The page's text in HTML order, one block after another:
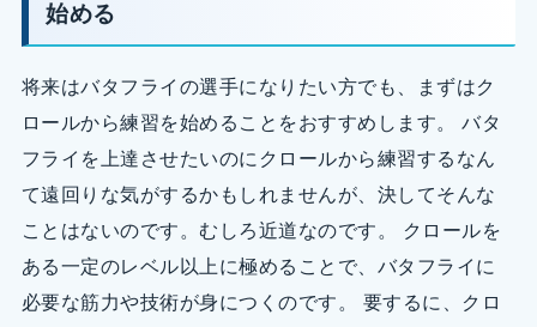
始める
将来はバタフライの選手になりたい方でも、まずはク
ロールから練習を始めることをおすすめします。 バタ
フライを上達させたいのにクロールから練習するなん
て遠回りな気がするかもしれませんが、決してそんな
ことはないのです。むしろ近道なのです。 クロールを
ある一定のレベル以上に極めることで、バタフライに
必要な筋力や技術が身につくのです。 要するに、クロ